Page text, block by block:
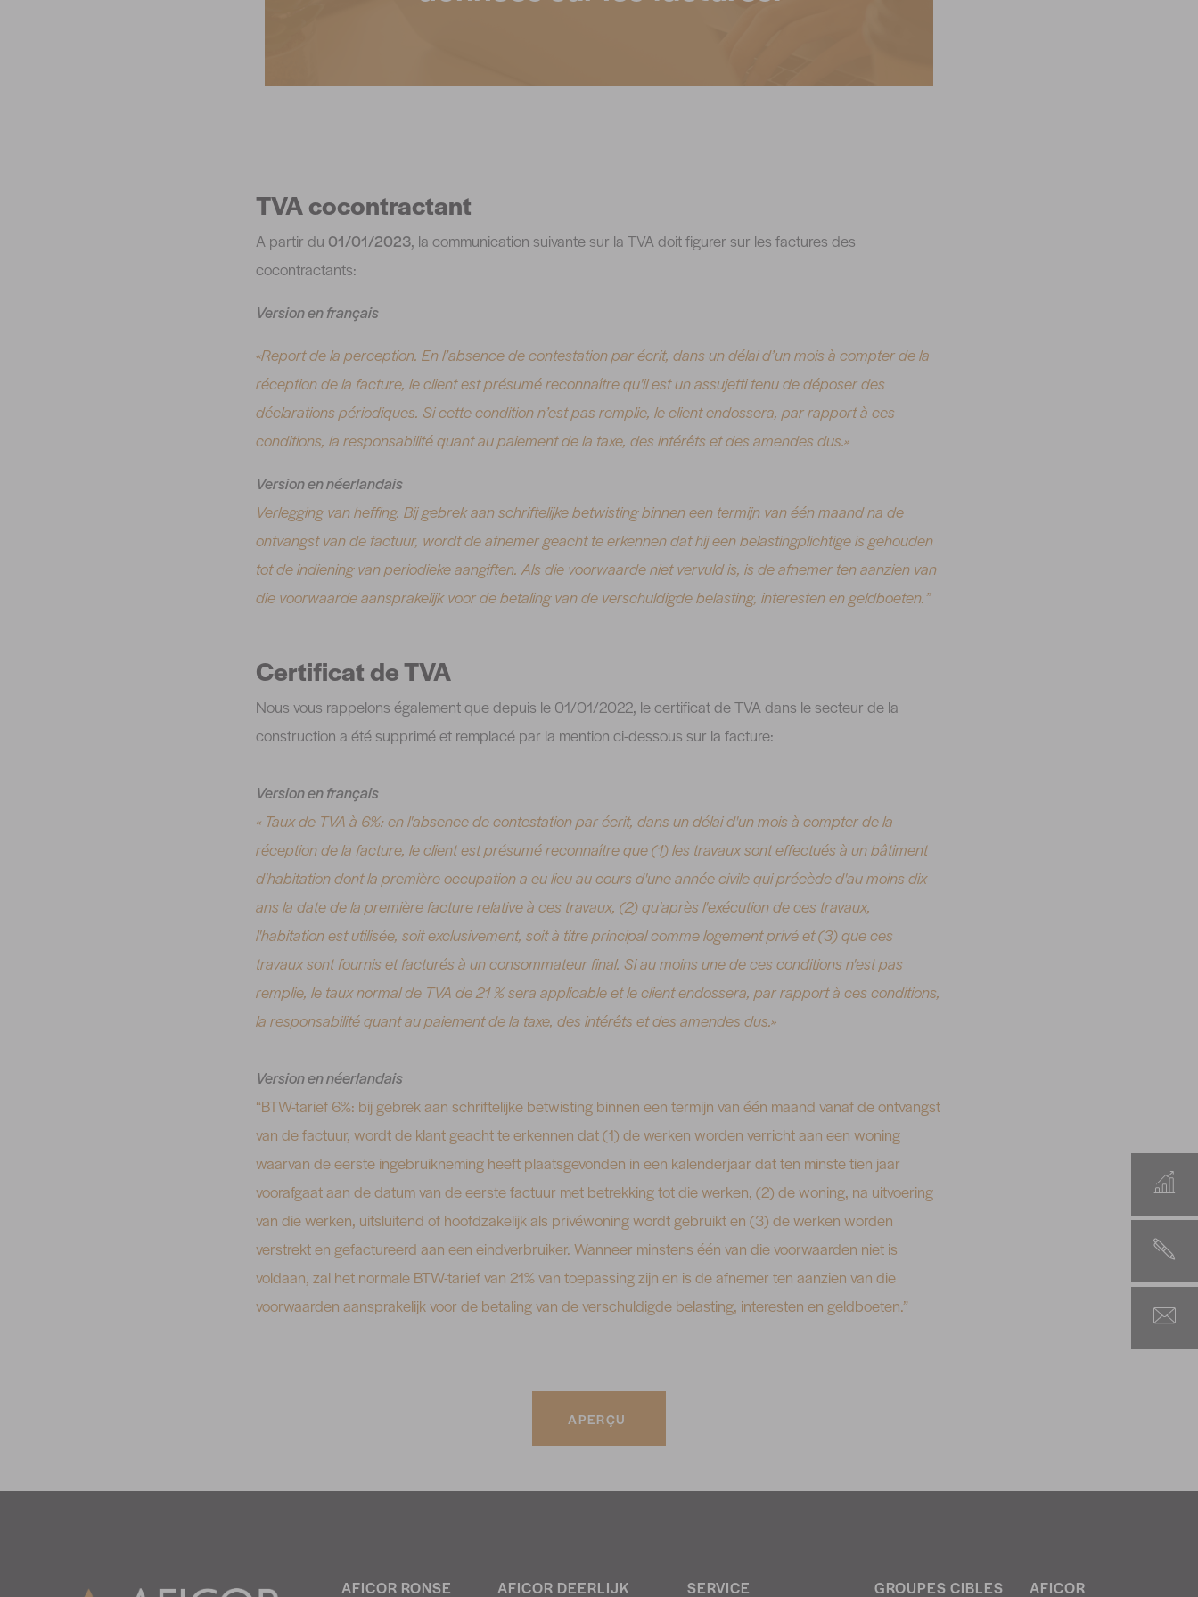
TVA cocontractant
A partir du 01/01/2023, la communication suivante sur la TVA doit figurer sur les factures des
cocontractants:
Version en français
«Report de la perception. En l’absence de contestation par écrit, dans un délai d’un mois à compter de la
réception de la facture, le client est présumé reconnaître qu'il est un assujetti tenu de déposer des
déclarations périodiques. Si cette condition n’est pas remplie, le client endossera, par rapport à ces
conditions, la responsabilité quant au paiement de la taxe, des intérêts et des amendes dus.»
Version en néerlandais
Verlegging van heffing. Bij gebrek aan schriftelijke betwisting binnen een termijn van één maand na de
ontvangst van de factuur, wordt de afnemer geacht te erkennen dat hij een belastingplichtige is gehouden
tot de indiening van periodieke aangiften. Als die voorwaarde niet vervuld is, is de afnemer ten aanzien van
die voorwaarde aansprakelijk voor de betaling van de verschuldigde belasting, interesten en geldboeten.”
Certificat de TVA
Nous vous rappelons également que depuis le 01/01/2022, le certificat de TVA dans le secteur de la
construction a été supprimé et remplacé par la mention ci-dessous sur la facture:
Version en français
« Taux de TVA à 6%: en l'absence de contestation par écrit, dans un délai d'un mois à compter de la
réception de la facture, le client est présumé reconnaître que (1) les travaux sont effectués à un bâtiment
d'habitation dont la première occupation a eu lieu au cours d'une année civile qui précède d'au moins dix
ans la date de la première facture relative à ces travaux, (2) qu'après l'exécution de ces travaux,
l'habitation est utilisée, soit exclusivement, soit à titre principal comme logement privé et (3) que ces
travaux sont fournis et facturés à un consommateur final. Si au moins une de ces conditions n'est pas
remplie, le taux normal de TVA de 21 % sera applicable et le client endossera, par rapport à ces conditions,
la responsabilité quant au paiement de la taxe, des intérêts et des amendes dus.»
Version en néerlandais
“BTW-tarief 6%: bij gebrek aan schriftelijke betwisting binnen een termijn van één maand vanaf de ontvangst
van de factuur, wordt de klant geacht te erkennen dat (1) de werken worden verricht aan een woning
waarvan de eerste ingebruikneming heeft plaatsgevonden in een kalenderjaar dat ten minste tien jaar
voorafgaat aan de datum van de eerste factuur met betrekking tot die werken, (2) de woning, na uitvoering
van die werken, uitsluitend of hoofdzakelijk als privéwoning wordt gebruikt en (3) de werken worden
verstrekt en gefactureerd aan een eindverbruiker. Wanneer minstens één van die voorwaarden niet is
voldaan, zal het normale BTW-tarief van 21% van toepassing zijn en is de afnemer ten aanzien van die
voorwaarden aansprakelijk voor de betaling van de verschuldigde belasting, interesten en geldboeten.”
APERÇU
SERVICE GROUPES CIBLES AFICOR
AFICOR DEERLIJK
AFICOR RONSE